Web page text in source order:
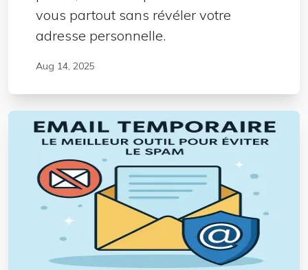
vous partout sans révéler votre
adresse personnelle.
Aug 14, 2025